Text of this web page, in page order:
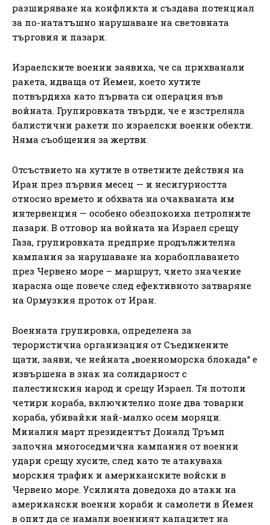
разширяване на конфликта и създава потенциал
за по-нататъшно нарушаване на световната
търговия и пазари.
Израелските военни заявиха, че са прихванали
ракета, идваща от Йемен, което хутите
потвърдиха като първата си операция във
войната. Групировката твърди, че е изстреляла
балистични ракети по израелски военни обекти.
Няма съобщения за жертви.
Отсъствието на хутите в ответните действия на
Иран през първия месец — и несигурността
относно времето и обхвата на очакваната им
интервенция — особено обезпокоиха петролните
пазари. В отговор на войната на Израел срещу
Газа, групировката предприе продължителна
кампания за нарушаване на корабоплаването
през Червено море – маршрут, чието значение
нарасна още повече след ефективното затваряне
на Ормузкия проток от Иран.
Военната групировка, определена за
терористична организация от Съединените
щати, заяви, че нейната „военноморска блокада“ е
извършена в знак на солидарност с
палестинския народ и срещу Израел. Тя потопи
четири кораба, включително поне два товарни
кораба, убивайки най-малко осем моряци.
Миналия март президентът Доналд Тръмп
започна многоседмична кампания от военни
удари срещу хусите, след като те атакуваха
морския трафик и американските войски в
Червено море. Усилията доведоха до атаки на
американски военни кораби и самолети в Йемен
в опит да се намали военният капацитет на